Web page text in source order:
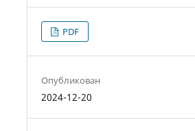
PDF
Опубликован
2024-12-20